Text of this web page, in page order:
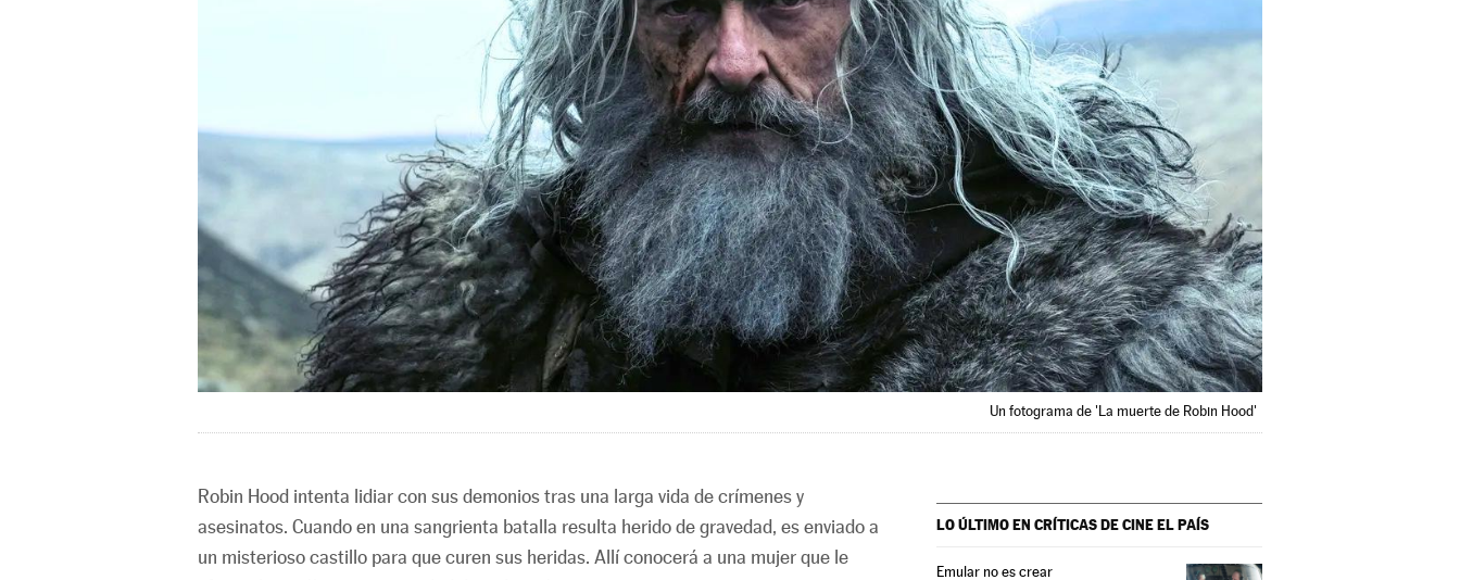
Un fotograma de 'La muerte de Robin Hood'
Robin Hood intenta lidiar con sus demonios tras una larga vida de crímenes y
asesinatos. Cuando en una sangrienta batalla resulta herido de gravedad, es enviado a
un misterioso castillo para que curen sus heridas. Allí conocerá a una mujer que le
LO ÚLTIMO EN CRÍTICAS DE CINEEL PAÍS
Emular no es crear